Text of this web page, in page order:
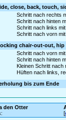
close, back, touch,
Schritt nach rechts
Schritt nach hinten
Schritt nach links
Schritt nach vorn
chair-out-out, hip
Schritt nach vorn
Schritt nach hinten
Kleinen Schritt nach
Hüften nach links,
bis zum Ende
den Otter
[